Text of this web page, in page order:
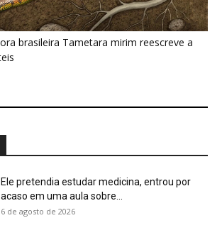
Ela atravessou durante quatro meses uma
região apagada dos mapas e...
6 de agosto de 2026
Eu pensava que beija-flores viviam apenas de
6 de agosto de 2026